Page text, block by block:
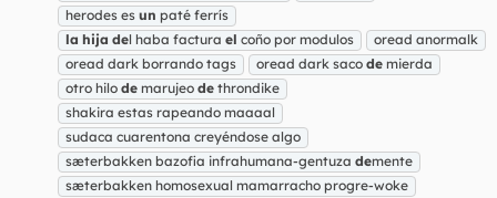
herodes es un paté ferrís
la hija del haba factura el coño por modulos
oread anormalk
oread dark borrando tags
oread dark saco de mierda
otro hilo de marujeo de throndike
shakira estas rapeando maaaal
sudaca cuarentona creyéndose algo
sæterbakken bazofia infrahumana-gentuza demente
sæterbakken homosexual mamarracho progre-woke